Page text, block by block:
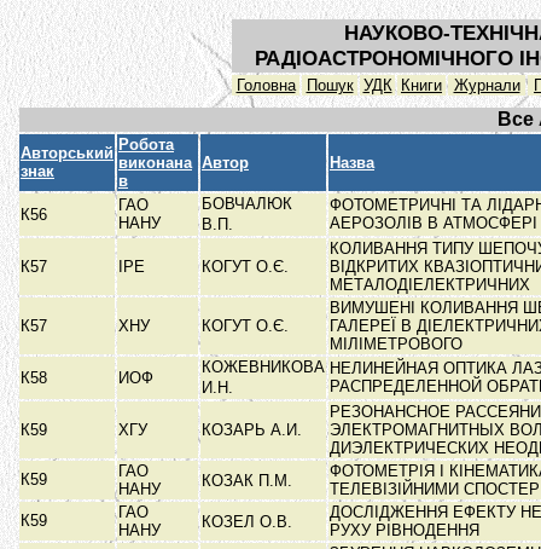
НАУКОВО-
РАДІОАСТРОНОМІЧНОГО
Головна Пошук УДК Книги Журнали
Все
Авторський
знак
Робота
виконана
в
Автор Назва
К56
ГАО
НАНУ
БОВЧАЛЮК
В.П.
ФОТОМЕТРИЧНІ ТА
АЕРОЗОЛІВ В АТМОСФЕРІ
К57 ІРЕ КОГУТ О.Є.
КОЛИВАННЯ ТИПУ
ВІДКРИТИХ
МЕТАЛОДІЕЛЕКТРИЧНИХ
К57 ХНУ КОГУТ О.Є.
ВИМУШЕНІ КОЛИВАННЯ
ГАЛЕРЕЇ В
МІЛІМЕТРОВОГО
К58
ИОФ
КОЖЕВНИКОВА
И.Н.
НЕЛИНЕЙНАЯ ОПТИКА
РАСПРЕДЕЛЕННОЙ
К59 ХГУ КОЗАРЬ А.И.
РЕЗОНАНСНОЕ
ЭЛЕКТРОМАГНИТНЫХ
ДИЭЛЕКТРИЧЕСКИХ
К59
ГАО
НАНУ
КОЗАК П.М.
ФОТОМЕТРІЯ І
ТЕЛЕВІЗІЙНИМИ
К59
ГАО
НАНУ
КОЗЕЛ О.В.
ДОСЛІДЖЕННЯ ЕФЕКТУ
РУХУ РІВНОДЕННЯ